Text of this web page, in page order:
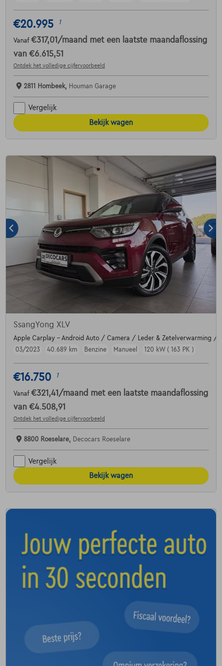
€20.995 1
Vanaf €317,01 /maand met een laatste maandaflossing
van €6.615,51
Ontdek het volledige cijfervoorbeeld
2811 Hombeek, Houman Garage
Vergelijk
Bekijk wagen
SsangYong XLV
Apple Carplay - Android Auto / Camera / Leder & Zetelverwarming /
03/2023
40.689 km Benzine Manueel 120 kW ( 163 PK )
€16.750 1
Vanaf €321,41 /maand met een laatste maandaflossing
van €4.508,91
Ontdek het volledige cijfervoorbeeld
8800 Roeselare, Decocars Roeselare
Vergelijk
Bekijk wagen